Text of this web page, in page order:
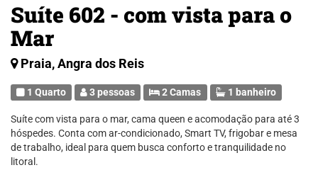
Suíte 602 - com vista para o
Mar
Praia, Angra dos Reis
1 Quarto 3 pessoas 2 Camas 1 banheiro
Suíte com vista para o mar, cama queen e acomodação para até 3
hóspedes. Conta com ar-condicionado, Smart TV, frigobar e mesa
de trabalho, ideal para quem busca conforto e tranquilidade no
litoral.